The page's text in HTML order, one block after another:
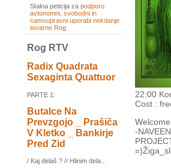
Stalna peticija za podporo
avtonomni, svobodni in
samoupravni uporabi nekdanje
tovarne Rog
Rog RTV
Radix Quadrata
Sexaginta Quattuor
PARTE 1:
Butalce Na
Prevzgojo _ Prašiča
V Kletko _ Bankirje
Pred Zid
/ Kaj delaš ? // Hlinim dela...
22:00
Cost :
-